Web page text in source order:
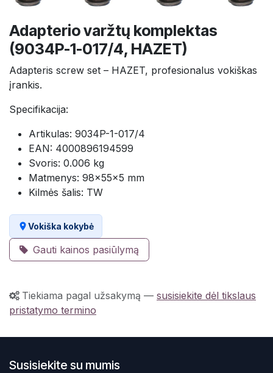
Adapterio varžtų komplektas
(9034P-1-017/4, HAZET)
Adapteris screw set – HAZET, profesionalus vokiškas
įrankis.
Specifikacija:
Artikulas: 9034P-1-017/4
EAN: 4000896194599
Svoris: 0.006 kg
Matmenys: 98×55×5 mm
Kilmės šalis: TW
Vokiška kokybė
Gauti kainos pasiūlymą
Tiekiama pagal užsakymą — susisiekite dėl tikslaus
pristatymo termino
Susisiekite su mumis